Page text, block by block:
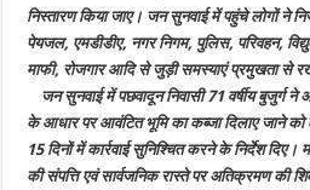
निस्तारण किया जाए। जन सुनवाई में पहुंचे लोगों ने
पेयजल, एमडीडीए, नगर निगम, पुलिस, परिवहन,
माफी, रोजगार आदि से जुड़ी समस्याएं प्रमुखता से
जन सुनवाई में पछवादून निवासी 71 वर्षीय बुजुर्ग ने
के आधार पर आवंटित भूमि का कब्जा दिलाए जाने
15 दिनों में कार्रवाई सुनिश्चित करने के निर्देश दिए।
की संपत्ति एवं सार्वजनिक रास्ते पर अतिक्रमण की